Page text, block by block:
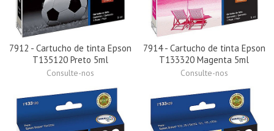
7912 - Cartucho de tinta Epson
T135120 Preto 5ml
Consulte-nos
7914 - Cartucho de tinta Epson
T133320 Magenta 5ml
Consulte-nos